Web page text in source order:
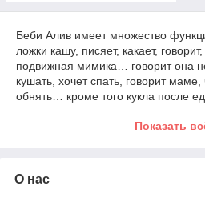
Беби Алив имеет множество
ложки кашу, писяет, какает,
подвижная мимика… говорит она
кушать, хочет спать, говорит
обнять… кроме того кукла после
ручке, но иногда кукла сделает
Показать
О нас